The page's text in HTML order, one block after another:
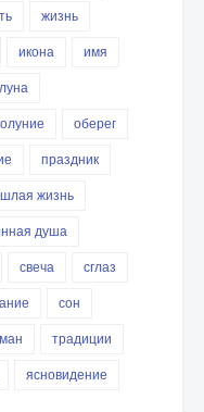
жизнь
икона
имя
луна
оберег
праздник
жизнь
душа
свеча
сглаз
сон
традиции
ясновидение